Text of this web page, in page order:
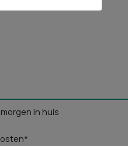
in huis